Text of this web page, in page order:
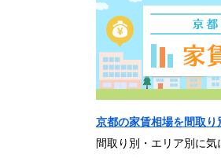
京都の家賃相場を間取り
間取り別・エリア別に